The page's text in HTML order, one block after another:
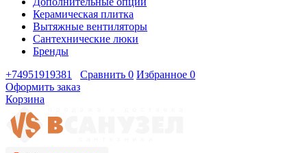
Керамическая плитка
Вытяжные вентиляторы
Сантехнические люки
Бренды
+74951919381
Сравнить 0 Избранное 0
Оформить заказ
Корзина